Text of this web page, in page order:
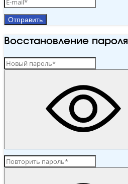
Отправить
Восстановление пароля